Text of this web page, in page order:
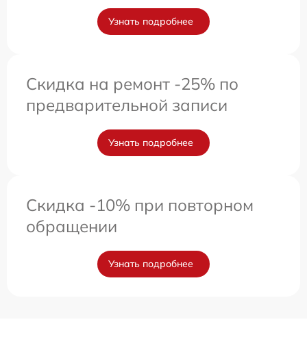
Узнать подробнее
Скидка на ремонт -25% по
предварительной записи
Узнать подробнее
Скидка -10% при повторном
обращении
Узнать подробнее